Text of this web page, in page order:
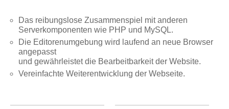
Das reibungslose Zusammenspiel mit anderen
Serverkomponenten wie PHP und MySQL.
Die Editorenumgebung wird laufend an neue Browser
angepasst
und gewährleistet die Bearbeitbarkeit der Website.
Vereinfachte Weiterentwicklung der Webseite.